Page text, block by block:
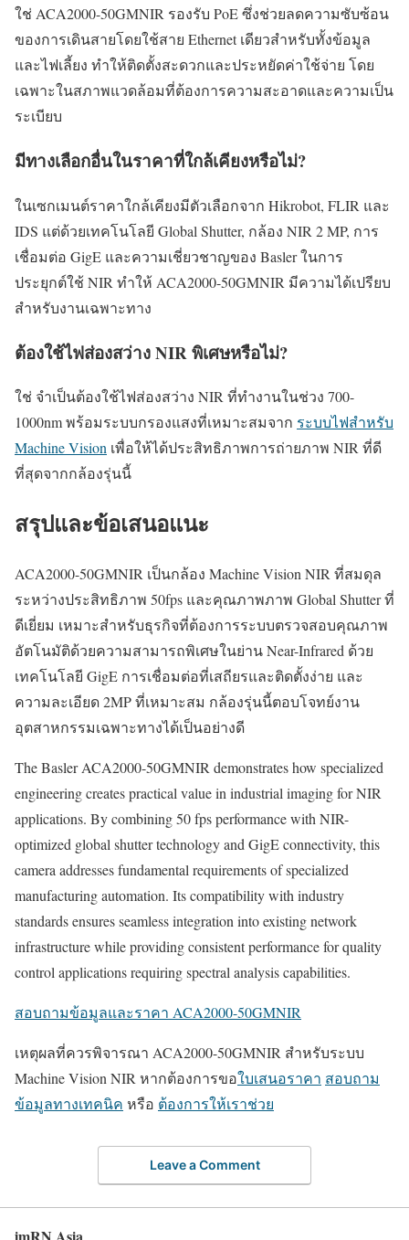
ใช่ ACA2000-50GMNIR รองรับ PoE ซึ่งช่วยลดความซับซ้อน
ของการเดินสายโดยใช้สาย Ethernet เดียวสำหรับทั้งข้อมูล
และไฟเลี้ยง ทำให้ติดตั้งสะดวกและประหยัดค่าใช้จ่าย โดย
เฉพาะในสภาพแวดล้อมที่ต้องการความสะอาดและความเป็น
ระเบียบ
มีทางเลือกอื่นในราคาที่ใกล้เคียงหรือไม่?
ในเซกเมนต์ราคาใกล้เคียงมีตัวเลือกจาก Hikrobot, FLIR และ
IDS แต่ด้วยเทคโนโลยี Global Shutter, กล้อง NIR 2 MP, การ
เชื่อมต่อ GigE และความเชี่ยวชาญของ Basler ในการ
ประยุกต์ใช้ NIR ทำให้ ACA2000-50GMNIR มีความได้เปรียบ
สำหรับงานเฉพาะทาง
ต้องใช้ไฟส่องสว่าง NIR พิเศษหรือไม่?
ใช่ จำเป็นต้องใช้ไฟส่องสว่าง NIR ที่ทำงานในช่วง 700-
1000nm พร้อมระบบกรองแสงที่เหมาะสมจาก ระบบไฟสำหรับ
Machine Vision เพื่อให้ได้ประสิทธิภาพการถ่ายภาพ NIR ที่ดี
ที่สุดจากกล้องรุ่นนี้
สรุปและข้อเสนอแนะ
ACA2000-50GMNIR เป็นกล้อง Machine Vision NIR ที่สมดุล
ระหว่างประสิทธิภาพ 50fps และคุณภาพภาพ Global Shutter ที่
ดีเยี่ยม เหมาะสำหรับธุรกิจที่ต้องการระบบตรวจสอบคุณภาพ
อัตโนมัติด้วยความสามารถพิเศษในย่าน Near-Infrared ด้วย
เทคโนโลยี GigE การเชื่อมต่อที่เสถียรและติดตั้งง่าย และ
ความละเอียด 2MP ที่เหมาะสม กล้องรุ่นนี้ตอบโจทย์งาน
อุตสาหกรรมเฉพาะทางได้เป็นอย่างดี
The Basler ACA2000-50GMNIR demonstrates how specialized
engineering creates practical value in industrial imaging for NIR
applications. By combining 50 fps performance with NIR-
optimized global shutter technology and GigE connectivity, this
camera addresses fundamental requirements of specialized
manufacturing automation. Its compatibility with industry
standards ensures seamless integration into existing network
infrastructure while providing consistent performance for quality
control applications requiring spectral analysis capabilities.
สอบถามข้อมูลและราคา ACA2000-50GMNIR
เหตุผลที่ควรพิจารณา ACA2000-50GMNIR สำหรับระบบ
Machine Vision NIR หากต้องการขอใบเสนอราคา สอบถาม
ข้อมูลทางเทคนิค หรือ ต้องการให้เราช่วย
Leave a Comment
imRN Asia